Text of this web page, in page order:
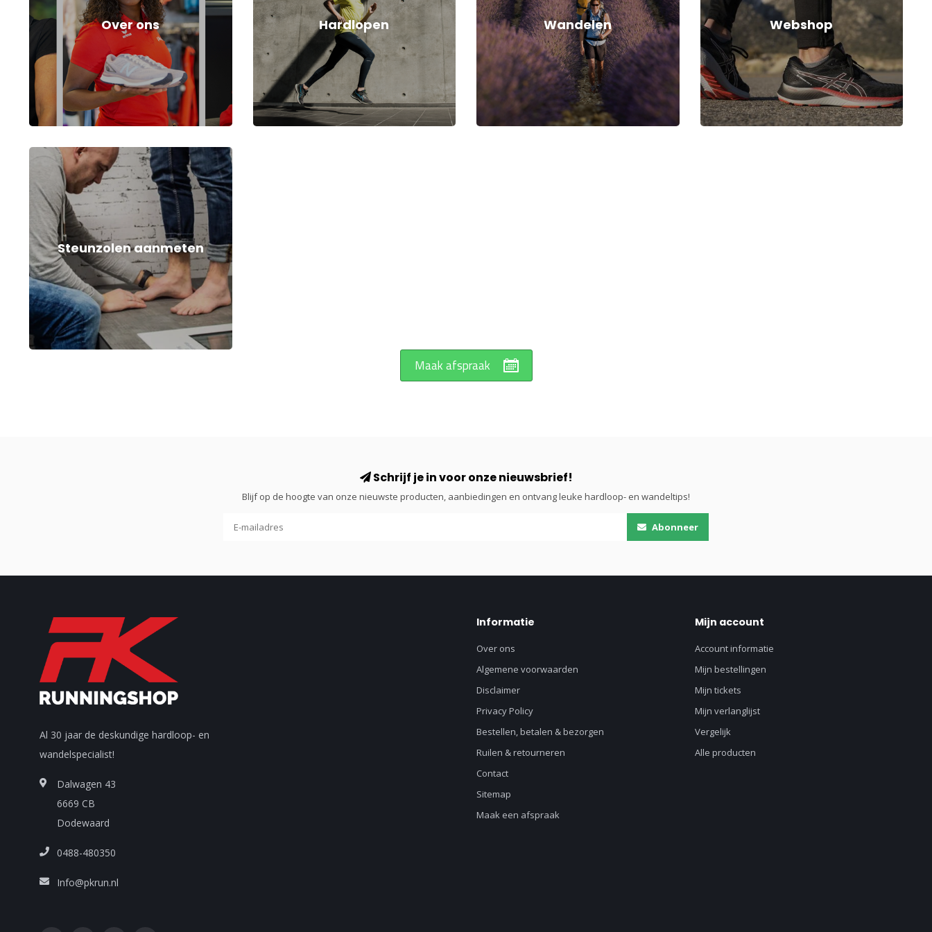
Over ons Hardlopen Wandelen Webshop
Steunzolen aanmeten
Maak afspraak
Schrijf je in voor onze nieuwsbrief!
Blijf op de hoogte van onze nieuwste producten, aanbiedingen en ontvang leuke hardloop- en wandeltips!
Abonneer
Al 30 jaar de deskundige hardloop- en
wandelspecialist!
Dalwagen 43
6669 CB
Dodewaard
0488-480350
Info@pkrun.nl
Informatie
Over ons
Algemene voorwaarden
Disclaimer
Privacy Policy
Bestellen, betalen & bezorgen
Ruilen & retourneren
Contact
Sitemap
Maak een afspraak
Mijn account
Account informatie
Mijn bestellingen
Mijn tickets
Mijn verlanglijst
Vergelijk
Alle producten